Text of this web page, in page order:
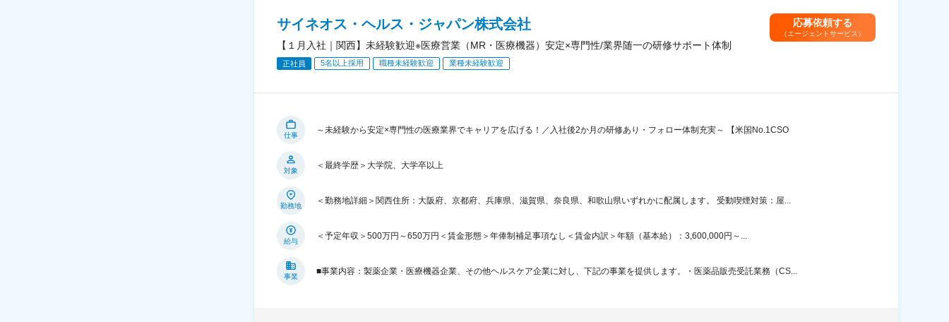
サイネオス・ヘルス・ジャパン株式会社
【１月入社｜関西】未経験歓迎※医療営業（MR・医療機器）安定×専門性/業界随一の研修サポート体制
正社員 5名以上採用 職種未経験歓迎 業種未経験歓迎
応募依頼する
（エージェントサービス）
仕事
～未経験から安定×専門性の医療業界でキャリアを広げる！／入社後2か月の研修あり・フォロー体制充実～ 【米国No.1CSO
対象
＜最終学歴＞大学院、大学卒以上
勤務地
＜勤務地詳細＞関西住所：大阪府、京都府、兵庫県、滋賀県、奈良県、和歌山県いずれかに配属します。 受動喫煙対策：屋...
給与
＜予定年収＞500万円～650万円＜賃金形態＞年俸制補足事項なし＜賃金内訳＞年額（基本給）：3,600,000円～...
事業
■事業内容：製薬企業・医療機器企業、その他ヘルスケア企業に対し、下記の事業を提供します。・医薬品販売受託業務（CS...